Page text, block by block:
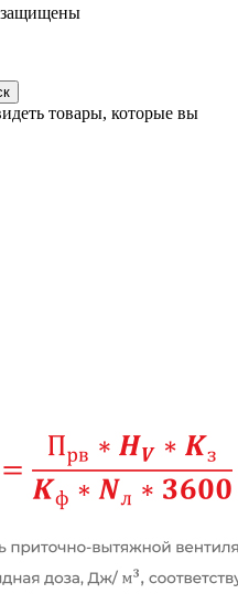
защищены
товары, которые вы